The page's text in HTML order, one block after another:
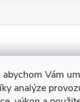
abychom Vám
analýze